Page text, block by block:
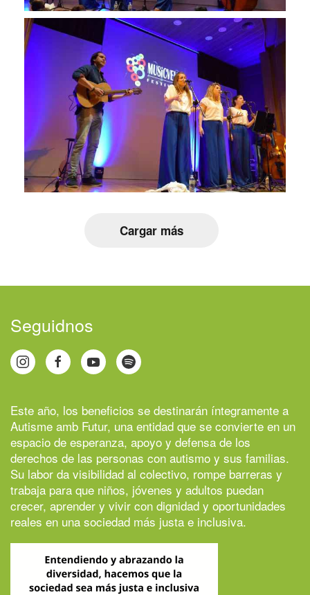
Cargar más
Seguidnos
Este año, los beneficios se destinarán íntegramente a
Autisme amb Futur, una entidad que se convierte en un
espacio de esperanza, apoyo y defensa de los
derechos de las personas con autismo y sus familias.
Su labor da visibilidad al colectivo, rompe barreras y
trabaja para que niños, jóvenes y adultos puedan
crecer, aprender y vivir con dignidad y oportunidades
reales en una sociedad más justa e inclusiva.